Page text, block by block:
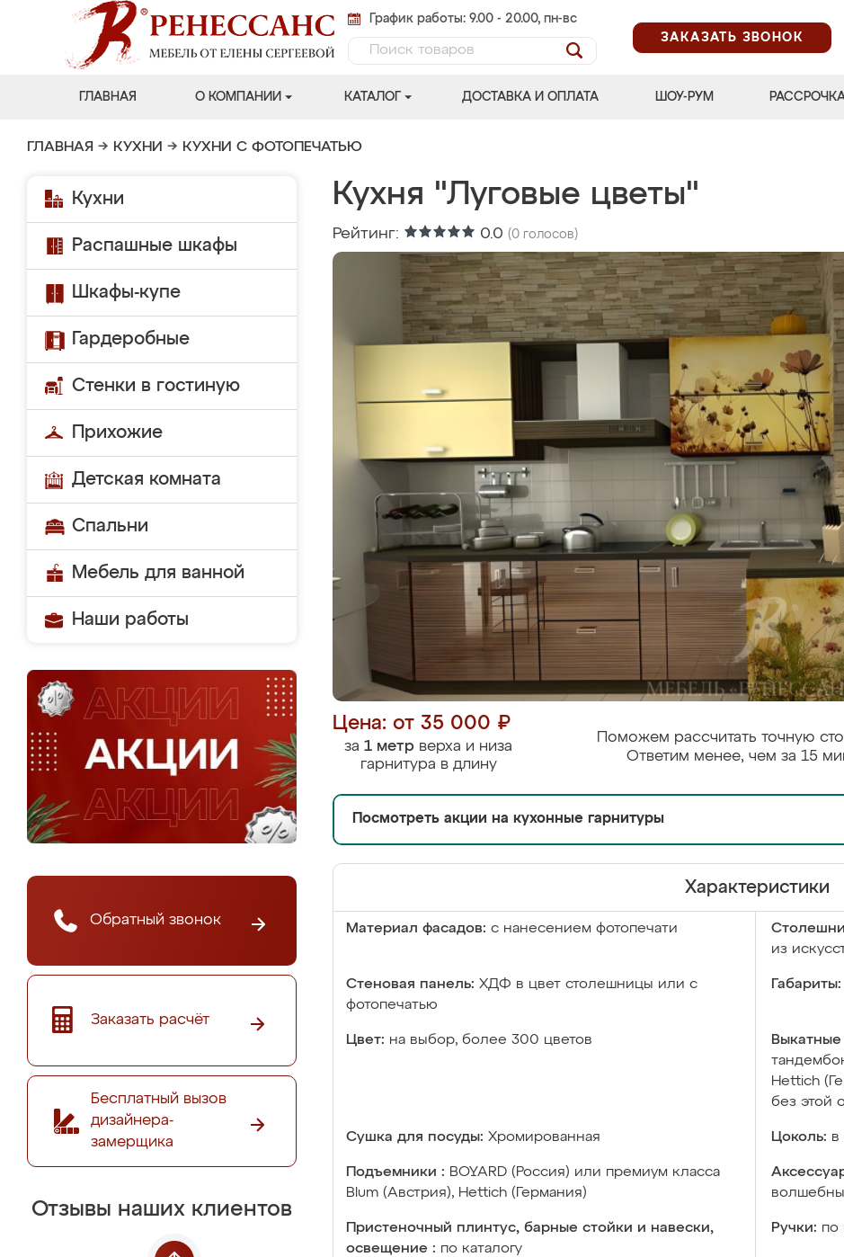
График работы: 9.00 - 20.00, пн-вс
ЗАКАЗАТЬ ЗВОНОК
ГЛАВНАЯ О КОМПАНИИ КАТАЛОГ ДОСТАВКА И ОПЛАТА ШОУ-РУМ
ГЛАВНАЯ → КУХНИ → КУХНИ С ФОТОПЕЧАТЬЮ
Кухни
Распашные шкафы
Шкафы-купе
Гардеробные
Стенки в гостиную
Прихожие
Детская комната
Спальни
Мебель для ванной
Наши работы
Обратный звонок
Заказать расчёт
Бесплатный вызов
дизайнера-
замерщика
Отзывы наших клиентов
Кухня "Луговые цветы"
Рейтинг: 0.0 (0 голосов)
Цена: от 35 000 ₽
за 1 метр верха и низа
гарнитура в длину
Поможем рассчитать точную
Ответим менее, чем за 15
Посмотреть акции на кухонные гарнитуры
Характеристики
Материал фасадов: с нанесением фотопечати
из
Стеновая панель: ХДФ в цвет столешницы или с
фотопечатью
Габариты:
Цвет: на выбор, более 300 цветов
Hettich
без этой
Сушка для посуды: Хромированная Цоколь: в
Подъемники : BOYARD (Россия) или премиум класса
Blum (Австрия), Hettich (Германия)
Пристеночный плинтус, барные стойки и навески,
освещение : по каталогу
Ручки: по